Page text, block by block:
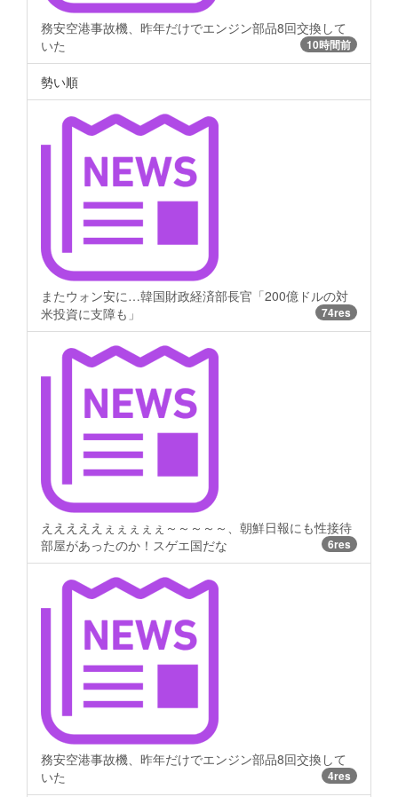
務安空港事故機、昨年だけでエンジン部品8回交換して
いた
10時間前
勢い順
またウォン安に…韓国財政経済部長官「200億ドルの対
米投資に支障も」
74res
えええええぇぇぇぇぇ～～～～～、朝鮮日報にも性接待
部屋があったのか！スゲエ国だな
6res
務安空港事故機、昨年だけでエンジン部品8回交換して
いた
4res